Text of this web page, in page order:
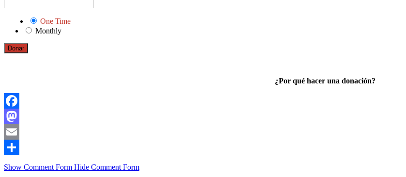
One Time
Monthly
Donar
¿Por qué hacer una donación?
Facebook
Mastodon
Email
Compartir
Show Comment Form Hide Comment Form